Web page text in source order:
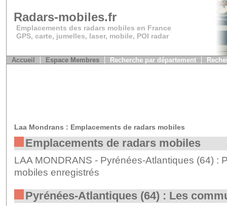
Radars-mobiles.fr
Emplacements des radars mobiles en France
GPS, carte, jumelles, laser, mobile, POI radar
Accueil Espace Membres Recherche par département
Laa Mondrans : Emplacements de radars mobiles
Emplacements de radars mobiles
LAA MONDRANS - Pyrénées-Atlantiques (64) :
mobiles enregistrés
Pyrénées-Atlantiques (64) : Les